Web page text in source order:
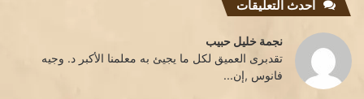
احدث التعليقات
نجمة خليل حبيب
تقدبرى العميق لكل ما يجيئ به معلمنا الأكبر د. وجيه
فانوس ,إن...